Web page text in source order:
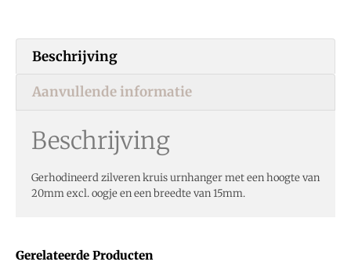
Gerelateerde Producten
Beschrijving
Aanvullende informatie
Beschrijving
Gerhodineerd zilveren kruis urnhanger met een hoogte van
20mm excl. oogje en een breedte van 15mm.